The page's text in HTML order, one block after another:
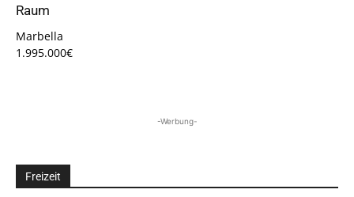
Raum
Marbella
1.995.000€
-Werbung-
Freizeit